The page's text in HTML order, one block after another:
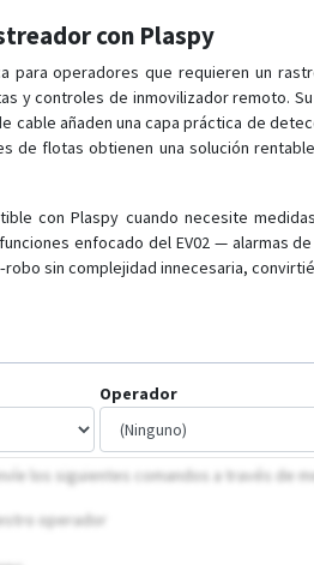
con Plaspy
para operadores que requieren un
y controles de inmovilizador remoto.
cable añaden una capa práctica de
de flotas obtienen una solución
con Plaspy cuando necesite
enfocado del EV02 — alarmas
sin complejidad innecesaria,
Operador
los siguientes comandos a través de
operador